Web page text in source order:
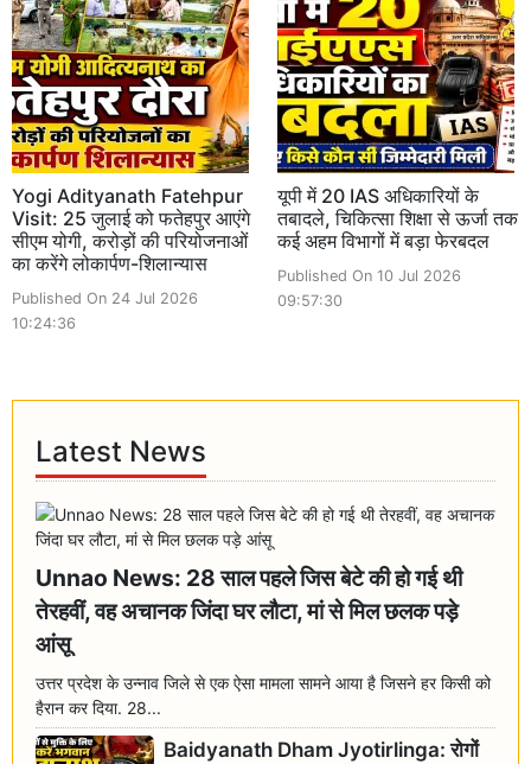
Yogi Adityanath Fatehpur
Visit: 25 जुलाई को फतेहपुर आएंगे
सीएम योगी, करोड़ों की परियोजनाओं
का करेंगे लोकार्पण-शिलान्यास
Published On 24 Jul 2026
10:24:36
यूपी में 20 IAS अधिकारियों के
तबादले, चिकित्सा शिक्षा से ऊर्जा तक
कई अहम विभागों में बड़ा फेरबदल
Published On 10 Jul 2026
09:57:30
Latest News
Unnao News: 28 साल पहले जिस बेटे की हो गई थी
तेरहवीं, वह अचानक जिंदा घर लौटा, मां से मिल छलक पड़े
आंसू
उत्तर प्रदेश के उन्नाव जिले से एक ऐसा मामला सामने आया है जिसने हर किसी को
हैरान कर दिया. 28...
Baidyanath Dham Jyotirlinga: रोगों